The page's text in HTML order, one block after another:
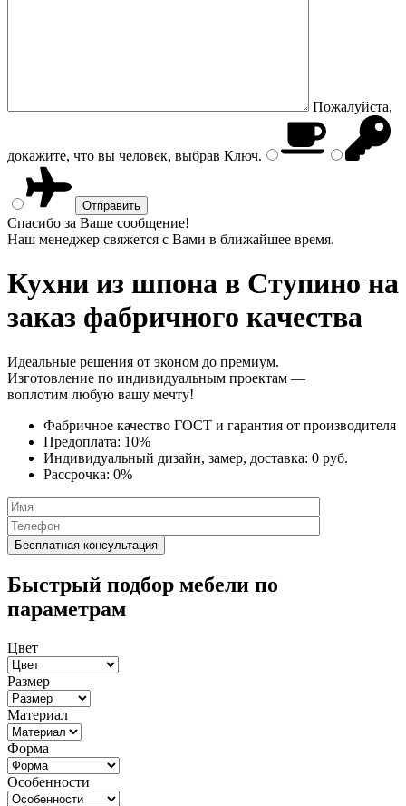
Пожалуйста,
докажите, что вы человек, выбрав Ключ.
Спасибо за Ваше сообщение!
Наш менеджер свяжется с Вами в ближайшее время.
Кухни из шпона в Ступино на
заказ фабричного качества
Идеальные решения от эконом до премиум.
Изготовление по индивидуальным проектам —
воплотим любую вашу мечту!
Фабричное качество ГОСТ и гарантия от производителя
Предоплата: 10%
Индивидуальный дизайн, замер, доставка: 0 руб.
Рассрочка: 0%
Быстрый подбор мебели по
параметрам
Цвет
Размер
Материал
Форма
Особенности